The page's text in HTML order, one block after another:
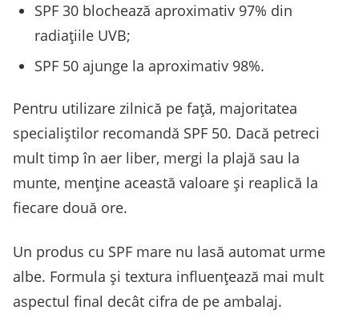
SPF 30 blochează aproximativ 97% din
radiațiile UVB;
SPF 50 ajunge la aproximativ 98%.
Pentru utilizare zilnică pe față, majoritatea
specialiștilor recomandă SPF 50. Dacă petreci
mult timp în aer liber, mergi la plajă sau la
munte, menține această valoare și reaplică la
fiecare două ore.
Un produs cu SPF mare nu lasă automat urme
albe. Formula și textura influențează mai mult
aspectul final decât cifra de pe ambalaj.